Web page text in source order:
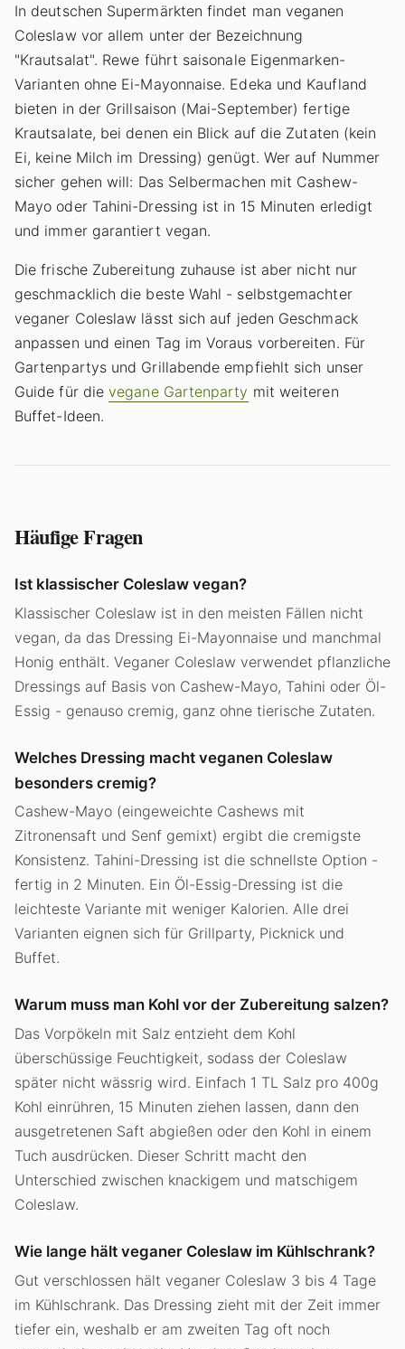
In deutschen Supermärkten findet man veganen
Coleslaw vor allem unter der Bezeichnung
"Krautsalat". Rewe führt saisonale Eigenmarken-
Varianten ohne Ei-Mayonnaise. Edeka und Kaufland
bieten in der Grillsaison (Mai-September) fertige
Krautsalate, bei denen ein Blick auf die Zutaten (kein
Ei, keine Milch im Dressing) genügt. Wer auf Nummer
sicher gehen will: Das Selbermachen mit Cashew-
Mayo oder Tahini-Dressing ist in 15 Minuten erledigt
und immer garantiert vegan.
Die frische Zubereitung zuhause ist aber nicht nur
geschmacklich die beste Wahl - selbstgemachter
veganer Coleslaw lässt sich auf jeden Geschmack
anpassen und einen Tag im Voraus vorbereiten. Für
Gartenpartys und Grillabende empfiehlt sich unser
Guide für dievegane Gartenparty mit weiteren
Buffet-Ideen.
Häufige Fragen
Ist klassischer Coleslaw vegan?
Klassischer Coleslaw ist in den meisten Fällen nicht
vegan, da das Dressing Ei-Mayonnaise und manchmal
Honig enthält. Veganer Coleslaw verwendet pflanzliche
Dressings auf Basis von Cashew-Mayo, Tahini oder Öl-
Essig - genauso cremig, ganz ohne tierische Zutaten.
Welches Dressing macht veganen Coleslaw
besonders cremig?
Cashew-Mayo (eingeweichte Cashews mit
Zitronensaft und Senf gemixt) ergibt die cremigste
Konsistenz. Tahini-Dressing ist die schnellste Option -
fertig in 2 Minuten. Ein Öl-Essig-Dressing ist die
leichteste Variante mit weniger Kalorien. Alle drei
Varianten eignen sich für Grillparty, Picknick und
Buffet.
Warum muss man Kohl vor der Zubereitung salzen?
Das Vorpökeln mit Salz entzieht dem Kohl
überschüssige Feuchtigkeit, sodass der Coleslaw
später nicht wässrig wird. Einfach 1 TL Salz pro 400g
Kohl einrühren, 15 Minuten ziehen lassen, dann den
ausgetretenen Saft abgießen oder den Kohl in einem
Tuch ausdrücken. Dieser Schritt macht den
Unterschied zwischen knackigem und matschigem
Coleslaw.
Wie lange hält veganer Coleslaw im Kühlschrank?
Gut verschlossen hält veganer Coleslaw 3 bis 4 Tage
im Kühlschrank. Das Dressing zieht mit der Zeit immer
tiefer ein, weshalb er am zweiten Tag oft noch